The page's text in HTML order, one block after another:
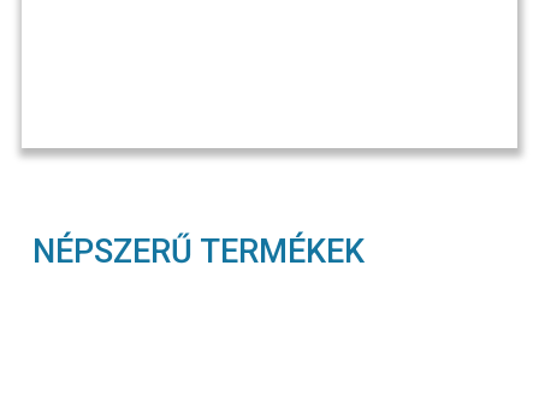
NÉPSZERŰ TERMÉKEK